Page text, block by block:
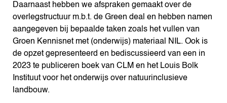
Daarnaast hebben we afspraken gemaakt over de
overlegstructuur m.b.t. de Green deal en hebben namen
aangegeven bij bepaalde taken zoals het vullen van
Groen Kennisnet met (onderwijs) materiaal NIL. Ook is
de opzet gepresenteerd en bediscussieerd van een in
2023 te publiceren boek van CLM en het Louis Bolk
Instituut voor het onderwijs over natuurinclusieve
landbouw.